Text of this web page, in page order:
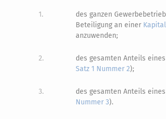
1. des ganzen
Beteiligung an einer
anzuwenden;
2. des gesamten Anteils
Satz 1 Nummer 2);
3. des gesamten Anteils
Nummer 3).